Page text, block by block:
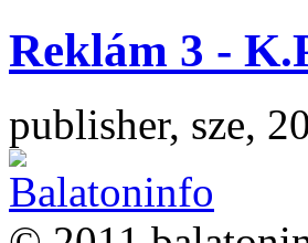
Reklám 3 -
publisher, sze,